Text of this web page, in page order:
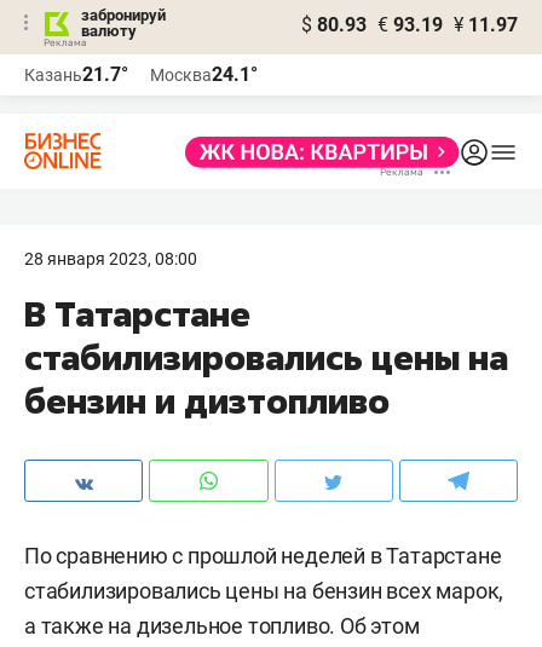
забронируй
валюту
$ 80.93 € 93.19 ¥ 11.97
Казань21.7° Москва24.1°
28 января 2023, 08:00
В Татарстане
стабилизировались цены на
бензин и дизтопливо
По сравнению с прошлой неделей в Татарстане
стабилизировались цены на бензин всех марок,
а также на дизельное топливо. Об этом